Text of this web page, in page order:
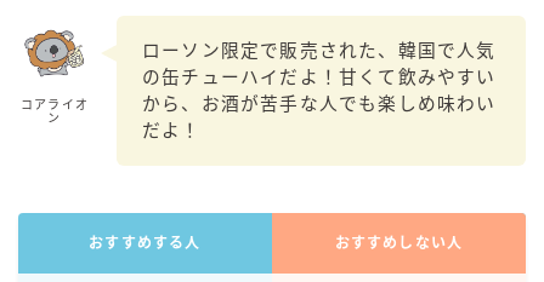
レモン・ザ・リッチ
男梅サワー
キレートレモンサワー
愛のスコールホワイトサワー
宝酒造
コアライオ
ン
ローソン限定で販売された、韓国で人気
の缶チューハイだよ！甘くて飲みやすい
から、お酒が苦手な人でも楽しめ味わい
だよ！
おすすめする人 おすすめしない人